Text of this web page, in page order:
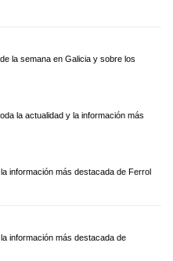
la semana en Galicia y sobre los
la actualidad y la información más
información más destacada de Ferrol
información más destacada de